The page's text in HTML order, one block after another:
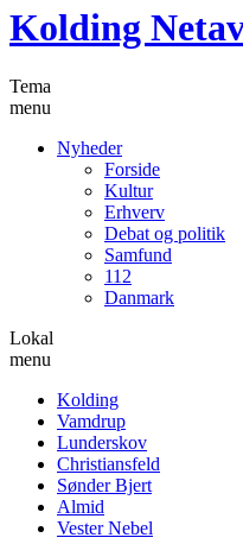
Kolding
Tema
menu
Nyheder
Forside
Kultur
Erhverv
Debat og politik
Samfund
112
Danmark
Lokal
menu
Kolding
Vamdrup
Lunderskov
Christiansfeld
Sønder Bjert
Almid
Vester Nebel